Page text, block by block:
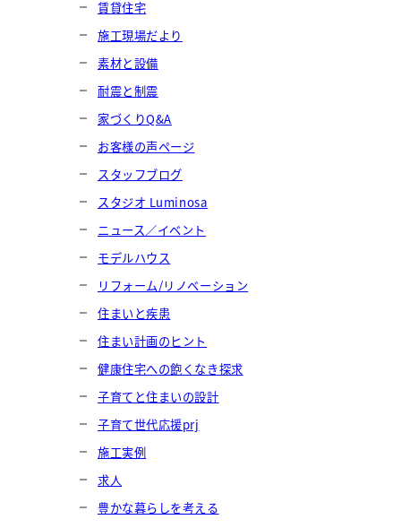
賃貸住宅
施工現場だより
素材と設備
耐震と制震
家づくりQ&A
お客様の声ページ
スタッフブログ
スタジオ Luminosa
ニュース／イベント
モデルハウス
リフォーム/リノベーション
住まいと疾患
住まい計画のヒント
健康住宅への飽くなき探求
子育てと住まいの設計
子育て世代応援prj
施工実例
求人
豊かな暮らしを考える